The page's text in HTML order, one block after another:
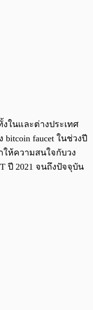
ในและต่างประเทศ
faucet ในช่วงปี
ให้ความสนใจกับวง
ปี 2021 จนถึงปัจจุบัน